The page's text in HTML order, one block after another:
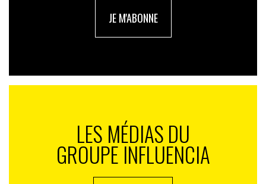
JE M'ABONNE
LES MÉDIAS DU
GROUPE INFLUENCIA